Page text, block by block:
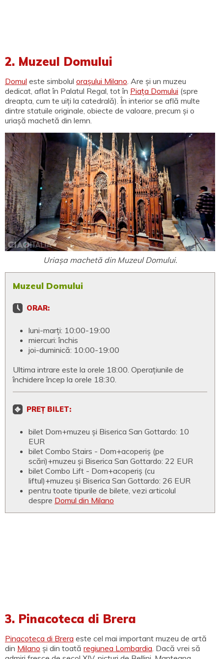
2. Muzeul Domului
Domul este simbolul orașului Milano . Are și un muzeu
dedicat, aflat în Palatul Regal, tot în Piața Domului (spre
dreapta, cum te uiți la catedrală). În interior se află multe
dintre statuile originale, obiecte de valoare, precum și o
uriașă machetă din lemn.
Uriașa machetă din Muzeul Domului.
Muzeul Domului
ORAR:
luni-marți: 10:00-19:00
miercuri: închis
joi-duminică: 10:00-19:00
Ultima intrare este la orele 18:00. Operațiunile de
închidere încep la orele 18:30.
PREȚ BILET:
bilet Dom+muzeu și Biserica San Gottardo: 10
EUR
bilet Combo Stairs - Dom+acoperiș (pe
scări)+muzeu și Biserica San Gottardo: 22 EUR
bilet Combo Lift - Dom+acoperiș (cu
liftul)+muzeu și Biserica San Gottardo: 26 EUR
pentru toate tipurile de bilete, vezi articolul
despre Domul din Milano
3. Pinacoteca di Brera
Pinacoteca di Brera este cel mai important muzeu de artă
din Milano și din toată regiunea Lombardia . Dacă vrei să